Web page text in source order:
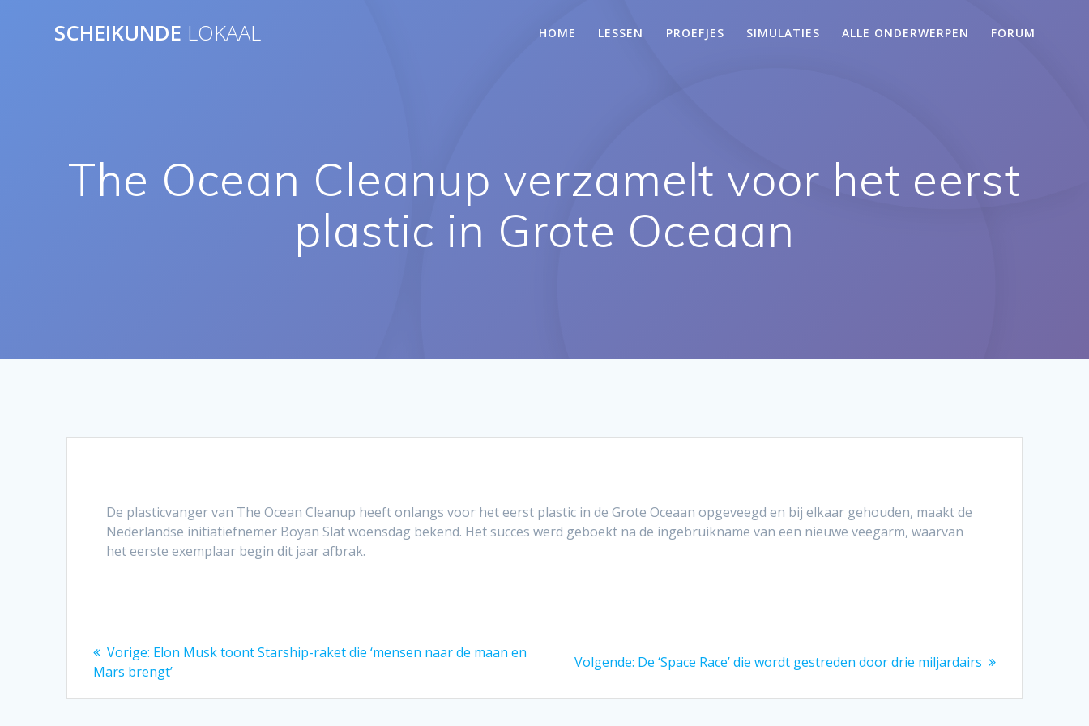
inhoud
SCHEIKUNDE LOKAAL HOME LESSEN PROEFJES SIMULATIES ALLE ONDERWERPEN FORUM
The Ocean Cleanup verzamelt voor het eerst
plastic in Grote Oceaan
De plasticvanger van The Ocean Cleanup heeft onlangs voor het eerst plastic in de Grote Oceaan opgeveegd en bij elkaar gehouden, maakt de
Nederlandse initiatiefnemer Boyan Slat woensdag bekend. Het succes werd geboekt na de ingebruikname van een nieuwe veegarm, waarvan
het eerste exemplaar begin dit jaar afbrak.
Bericht
navigatie
Vorige: Vorig
bericht:
Elon Musk toont Starship-raket die ‘mensen naar de maan en
Mars brengt’
Volgende: Volgend
De ‘Space Race’ die wordt gestreden door drie miljardairs